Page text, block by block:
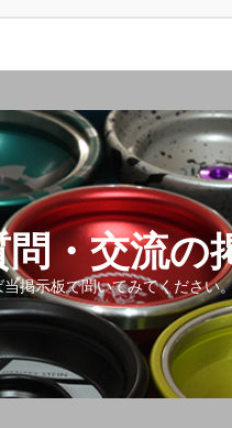
・交流の
示板で聞いてみてください